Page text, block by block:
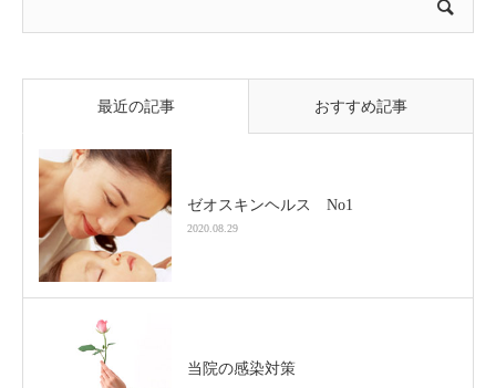
最近の記事 おすすめ記事
ゼオスキンヘルス No1
2020.08.29
当院の感染対策